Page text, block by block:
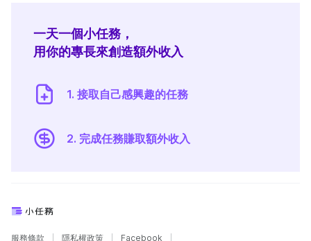
一天一個小任務，
用你的專長來創造額外收入
1. 接取自己感興趣的任務
2. 完成任務賺取額外收入
服務條款 隱私權政策 Facebook